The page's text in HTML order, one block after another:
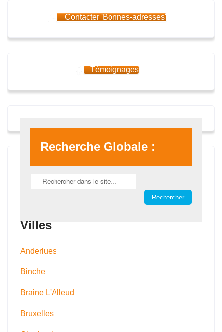
Contacter 'Bonnes-adresses'
Témoignages
Recherche Globale :
Villes
Anderlues
Binche
Braine L'Alleud
Bruxelles